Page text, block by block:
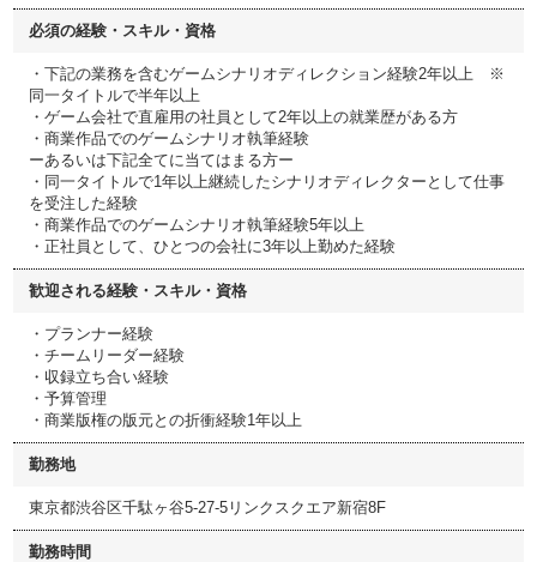
必須の経験・スキル・資格
・下記の業務を含むゲームシナリオディレクション経験2年以上 ※
同一タイトルで半年以上
・ゲーム会社で直雇用の社員として2年以上の就業歴がある方
・商業作品でのゲームシナリオ執筆経験
ーあるいは下記全てに当てはまる方ー
・同一タイトルで1年以上継続したシナリオディレクターとして仕事
を受注した経験
・商業作品でのゲームシナリオ執筆経験5年以上
・正社員として、ひとつの会社に3年以上勤めた経験
歓迎される経験・スキル・資格
・プランナー経験
・チームリーダー経験
・収録立ち合い経験
・予算管理
・商業版権の版元との折衝経験1年以上
勤務地
東京都渋谷区千駄ヶ谷5-27-5リンクスクエア新宿8F
勤務時間